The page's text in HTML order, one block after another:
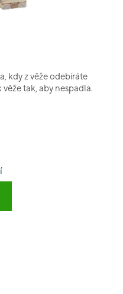
kdy z věže odebíráte
tak, aby nespadla.